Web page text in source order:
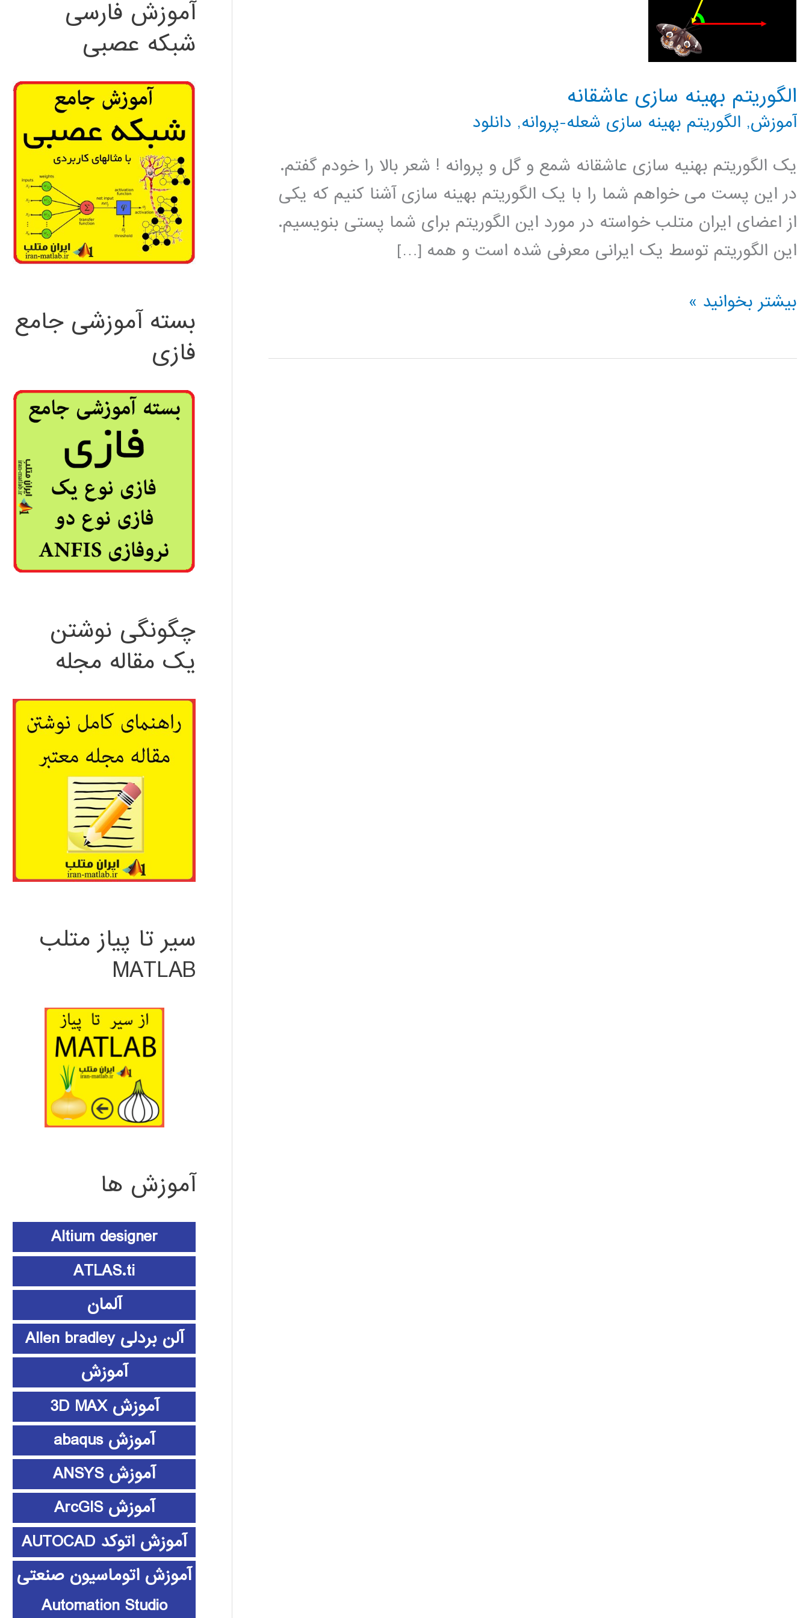
الگوریتم بهینه سازی عاشقانه
آموزش, الگوریتم بهینه سازی شعله-پروانه, دانلود
یک الگوریتم بهنیه سازی عاشقانه شمع و گل و پروانه ! شعر بالا را خودم گفتم.
در این پست می خواهم شما را با یک الگوریتم بهینه سازی آشنا کنیم که یکی
از اعضای ایران متلب خواسته در مورد این الگوریتم برای شما پستی بنویسیم.
این الگوریتم توسط یک ایرانی معرفی شده است و همه […]
الگوریتم
سازی
بیشتر بخوانید »
آموزش فارسی
شبکه عصبی
بسته آموزشی جامع
فازی
چگونگی نوشتن
یک مقاله مجله
سیر تا پیاز متلب
MATLAB
آموزش ها
Altium designer
ATLAS.ti
آلمان
آلن بردلی Allen bradley
آموزش
آموزش 3D MAX
آموزش abaqus
آموزش ANSYS
آموزش ArcGIS
آموزش اتوکد AUTOCAD
آموزش اتوماسیون صنعتی
Automation Studio